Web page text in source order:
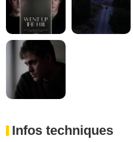
Infos techniques